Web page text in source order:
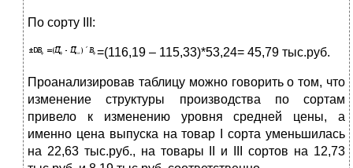
По сорту III:
=(116,19 – 115,33)*53,24= 45,79 тыс.руб.
Проанализировав таблицу можно говорить о том, что
изменение структуры производства по сортам
привело к изменению уровня средней цены, а
именно цена выпуска на товар I сорта уменьшилась
на 22,63 тыс.руб., на товары II и III сортов на 12,73